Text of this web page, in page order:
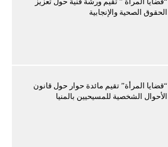
الحقوق الصحية والإنجابية
“قضايا المرأة” تقيم مائدة حوار حول قانون
الأحوال الشخصية للمسيحيين بالمنيا